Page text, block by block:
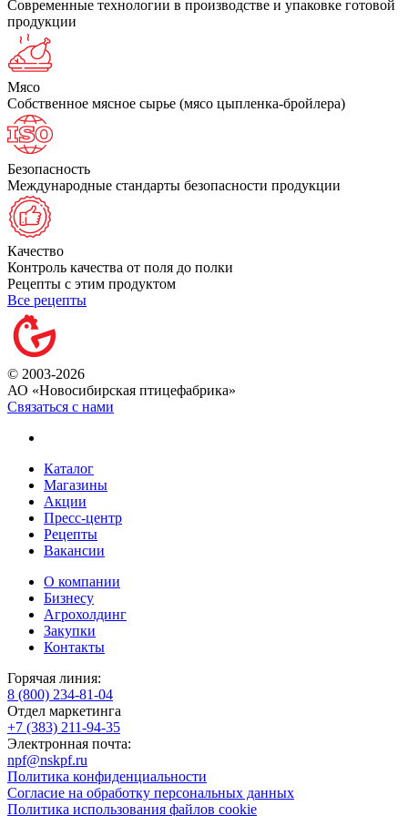
Современные технологии в производстве и упаковке готовой
продукции
Мясо
Собственное мясное сырье (мясо цыпленка-бройлера)
Безопасность
Международные стандарты безопасности продукции
Качество
Контроль качества от поля до полки
Рецепты с этим продуктом
Все рецепты
© 2003-2026
АО «Новосибирская птицефабрика»
Связаться с нами
Каталог
Магазины
Акции
Пресс-центр
Рецепты
Вакансии
О компании
Бизнесу
Агрохолдинг
Закупки
Контакты
Горячая линия:
8 (800) 234-81-04
Отдел маркетинга
+7 (383) 211-94-35
Электронная почта:
npf@nskpf.ru
Политика конфиденциальности
Согласие на обработку персональных данных
Политика использования файлов cookie